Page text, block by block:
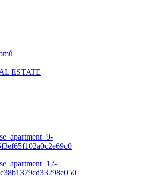
ESTATE